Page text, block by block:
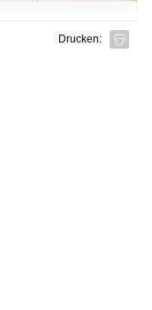
Drucken: